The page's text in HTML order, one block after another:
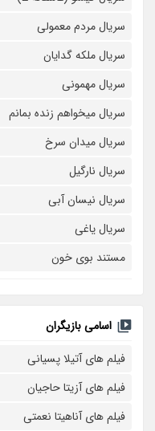
سریال مردم معمولی
سریال ملکه گدایان
سریال مهمونی
سریال میخواهم زنده بمانم
سریال میدان سرخ
سریال نارگیل
سریال نیسان آبی
سریال یاغی
مستند بوی خون
اسامی بازیگران
فیلم های آتیلا پسیانی
فیلم های آزیتا حاجیان
فیلم های آناهیتا نعمتی